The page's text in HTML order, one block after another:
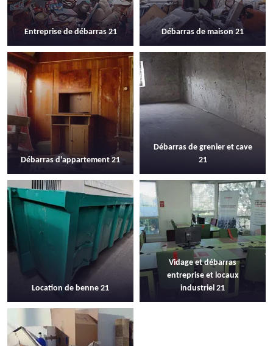
Entreprise de débarras 21 Débarras de maison 21
Débarras d'appartement 21
Débarras de grenier et cave
21
Location de benne 21
Vidage et débarras
entreprise et locaux
industriel 21